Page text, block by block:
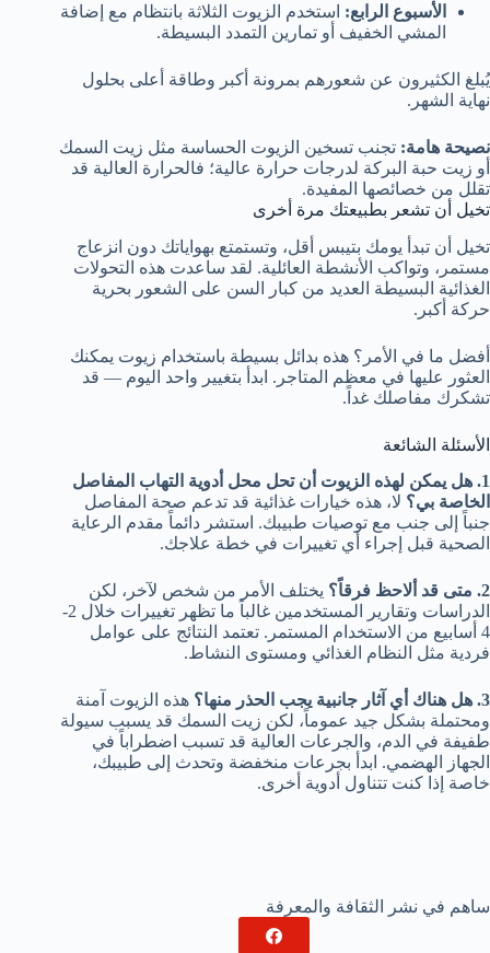
الأسبوع الرابع: استخدم الزيوت الثلاثة بانتظام مع إضافة
المشي الخفيف أو تمارين التمدد البسيطة.
يُبلغ الكثيرون عن شعورهم بمرونة أكبر وطاقة أعلى بحلول
نهاية الشهر.
نصيحة هامة: تجنب تسخين الزيوت الحساسة مثل زيت السمك
أو زيت حبة البركة لدرجات حرارة عالية؛ فالحرارة العالية قد
تقلل من خصائصها المفيدة.
تخيل أن تشعر بطبيعتك مرة أخرى
تخيل أن تبدأ يومك بتيبس أقل، وتستمتع بهواياتك دون انزعاج
مستمر، وتواكب الأنشطة العائلية. لقد ساعدت هذه التحولات
الغذائية البسيطة العديد من كبار السن على الشعور بحرية
حركة أكبر.
أفضل ما في الأمر؟ هذه بدائل بسيطة باستخدام زيوت يمكنك
العثور عليها في معظم المتاجر. ابدأ بتغيير واحد اليوم — قد
تشكرك مفاصلك غداً.
الأسئلة الشائعة
1. هل يمكن لهذه الزيوت أن تحل محل أدوية التهاب المفاصل
الخاصة بي؟ لا، هذه خيارات غذائية قد تدعم صحة المفاصل
جنباً إلى جنب مع توصيات طبيبك. استشر دائماً مقدم الرعاية
الصحية قبل إجراء أي تغييرات في خطة علاجك.
2. متى قد ألاحظ فرقاً؟
يختلف الأمر من شخص لآخر، لكن
الدراسات وتقارير المستخدمين غالباً ما تظهر تغييرات خلال 2-
4 أسابيع من الاستخدام المستمر. تعتمد النتائج على عوامل
فردية مثل النظام الغذائي ومستوى النشاط.
3. هل هناك أي آثار جانبية يجب الحذر منها؟
هذه الزيوت آمنة
ومحتملة بشكل جيد عموماً، لكن زيت السمك قد يسبب سيولة
طفيفة في الدم، والجرعات العالية قد تسبب اضطراباً في
الجهاز الهضمي. ابدأ بجرعات منخفضة وتحدث إلى طبيبك،
خاصة إذا كنت تتناول أدوية أخرى.
ساهم في نشر الثقافة والمعرفة